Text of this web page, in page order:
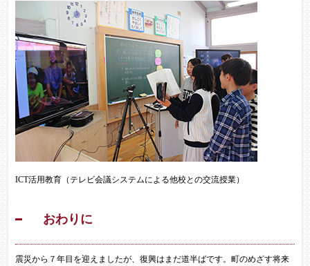
ICT活用教育（テレビ会議システムによる他校との交流授業）
おわりに
震災から７年目を迎えましたが、復興はまだ道半ばです。町のめざす将来